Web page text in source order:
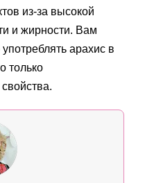
из-за высокой
и жирности. Вам
арахис в
только